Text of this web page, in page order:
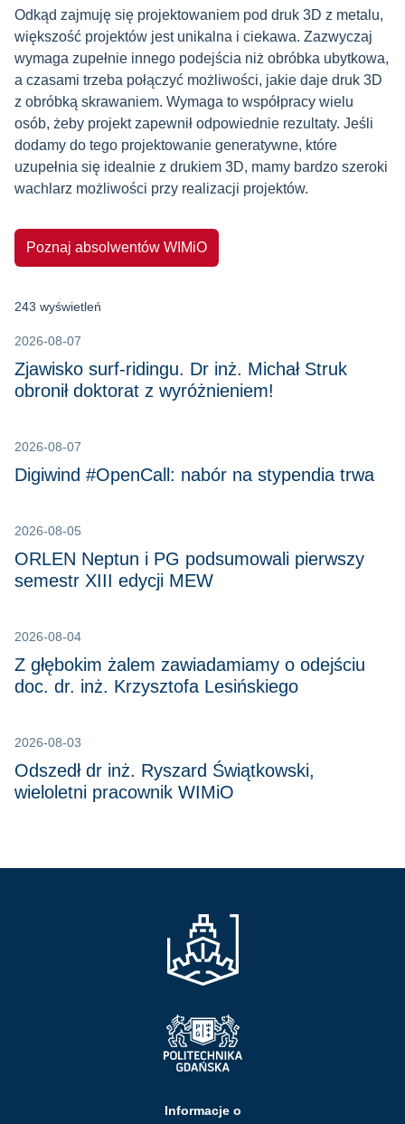
Odkąd zajmuję się projektowaniem pod druk 3D z metalu,
większość projektów jest unikalna i ciekawa. Zazwyczaj
wymaga zupełnie innego podejścia niż obróbka ubytkowa,
a czasami trzeba połączyć możliwości, jakie daje druk 3D
z obróbką skrawaniem. Wymaga to współpracy wielu
osób, żeby projekt zapewnił odpowiednie rezultaty. Jeśli
dodamy do tego projektowanie generatywne, które
uzupełnia się idealnie z drukiem 3D, mamy bardzo szeroki
wachlarz możliwości przy realizacji projektów.
Poznaj absolwentów WIMiO
243 wyświetleń
2026-08-07
Zjawisko surf-ridingu. Dr inż. Michał Struk
obronił doktorat z wyróżnieniem!
2026-08-07
Digiwind #OpenCall: nabór na stypendia trwa
2026-08-05
ORLEN Neptun i PG podsumowali pierwszy
semestr XIII edycji MEW
2026-08-04
Z głębokim żalem zawiadamiamy o odejściu
doc. dr. inż. Krzysztofa Lesińskiego
2026-08-03
Odszedł dr inż. Ryszard Świątkowski,
wieloletni pracownik WIMiO
Informacje o